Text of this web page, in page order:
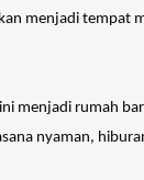
menjadi tempat
menjadi rumah
nyaman,